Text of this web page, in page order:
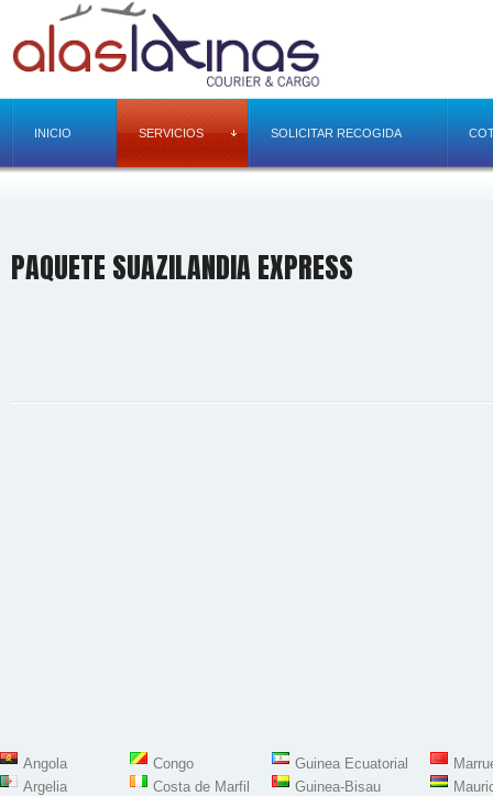
INICIO SERVICIOS SOLICITAR RECOGIDA
PAQUETE SUAZILANDIA EXPRESS
Angola
Argelia
Congo
Costa de Marfil
Guinea Ecuatorial
Guinea-Bisau